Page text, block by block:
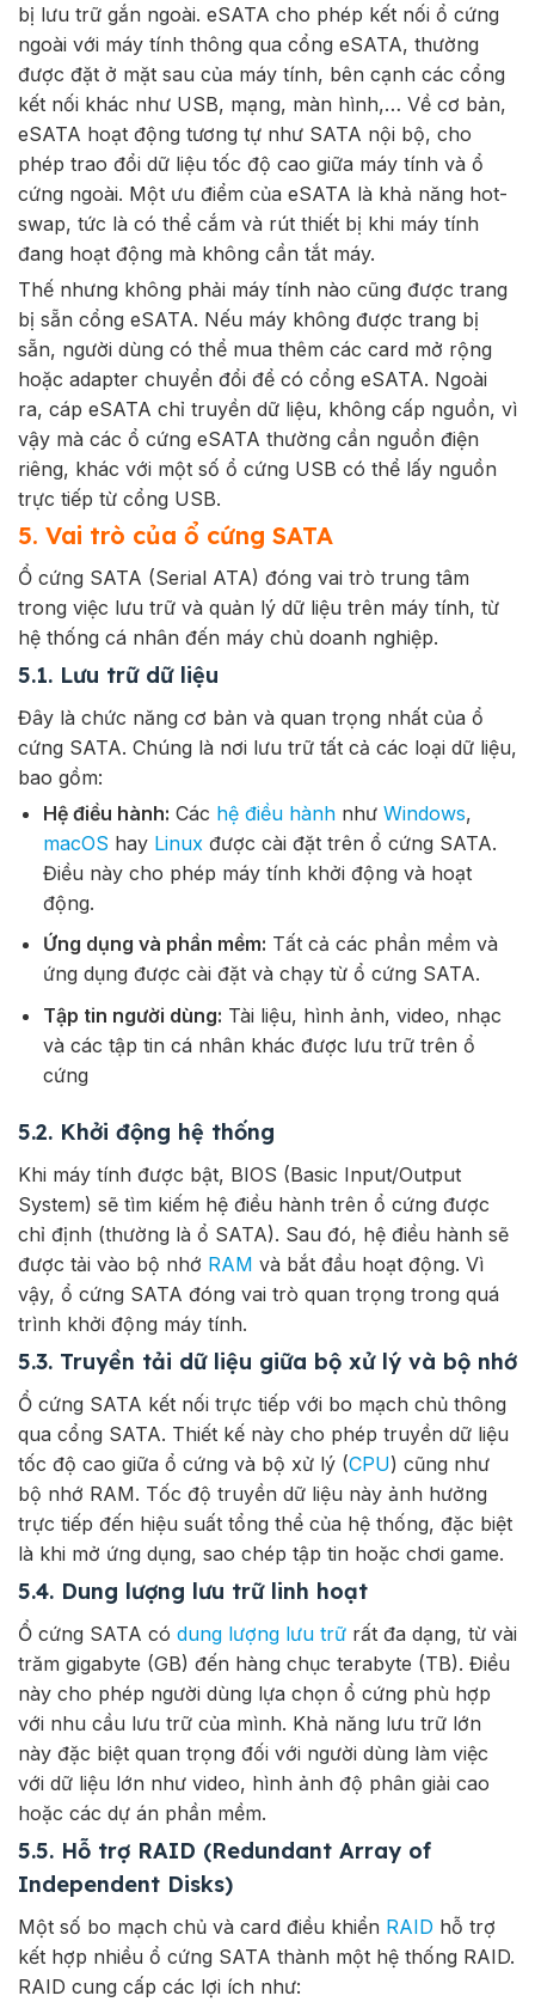
bị lưu trữ gắn ngoài. eSATA cho phép kết nối ổ cứng
ngoài với máy tính thông qua cổng eSATA, thường
được đặt ở mặt sau của máy tính, bên cạnh các cổng
kết nối khác như USB, mạng, màn hình,… Về cơ bản,
eSATA hoạt động tương tự như SATA nội bộ, cho
phép trao đổi dữ liệu tốc độ cao giữa máy tính và ổ
cứng ngoài. Một ưu điểm của eSATA là khả năng hot-
swap, tức là có thể cắm và rút thiết bị khi máy tính
đang hoạt động mà không cần tắt máy.
Thế nhưng không phải máy tính nào cũng được trang
bị sẵn cổng eSATA. Nếu máy không được trang bị
sẵn, người dùng có thể mua thêm các card mở rộng
hoặc adapter chuyển đổi để có cổng eSATA. Ngoài
ra, cáp eSATA chỉ truyền dữ liệu, không cấp nguồn, vì
vậy mà các ổ cứng eSATA thường cần nguồn điện
riêng, khác với một số ổ cứng USB có thể lấy nguồn
trực tiếp từ cổng USB.
5. Vai trò của ổ cứng SATA
Ổ cứng SATA (Serial ATA) đóng vai trò trung tâm
trong việc lưu trữ và quản lý dữ liệu trên máy tính, từ
hệ thống cá nhân đến máy chủ doanh nghiệp.
5.1. Lưu trữ dữ liệu
Đây là chức năng cơ bản và quan trọng nhất của ổ
cứng SATA. Chúng là nơi lưu trữ tất cả các loại dữ liệu,
bao gồm:
Hệ điều hành: Các hệ điều hànhnhư Windows,
macOS hay Linux được cài đặt trên ổ cứng SATA.
Điều này cho phép máy tính khởi động và hoạt
động.
Ứng dụng và phần mềm: Tất cả các phần mềm và
ứng dụng được cài đặt và chạy từ ổ cứng SATA.
Tập tin người dùng: Tài liệu, hình ảnh, video, nhạc
và các tập tin cá nhân khác được lưu trữ trên ổ
cứng
5.2. Khởi động hệ thống
Khi máy tính được bật, BIOS (Basic Input/Output
System) sẽ tìm kiếm hệ điều hành trên ổ cứng được
chỉ định (thường là ổ SATA). Sau đó, hệ điều hành sẽ
được tải vào bộ nhớ RAM và bắt đầu hoạt động. Vì
vậy, ổ cứng SATA đóng vai trò quan trọng trong quá
trình khởi động máy tính.
5.3. Truyền tải dữ liệu giữa bộ xử lý và bộ nhớ
Ổ cứng SATA kết nối trực tiếp với bo mạch chủ thông
qua cổng SATA. Thiết kế này cho phép truyền dữ liệu
tốc độ cao giữa ổ cứng và bộ xử lý (CPU) cũng như
bộ nhớ RAM. Tốc độ truyền dữ liệu này ảnh hưởng
trực tiếp đến hiệu suất tổng thể của hệ thống, đặc biệt
là khi mở ứng dụng, sao chép tập tin hoặc chơi game.
5.4. Dung lượng lưu trữ linh hoạt
Ổ cứng SATA có dung lượng lưu trữ rất đa dạng, từ vài
trăm gigabyte (GB) đến hàng chục terabyte (TB). Điều
này cho phép người dùng lựa chọn ổ cứng phù hợp
với nhu cầu lưu trữ của mình. Khả năng lưu trữ lớn
này đặc biệt quan trọng đối với người dùng làm việc
với dữ liệu lớn như video, hình ảnh độ phân giải cao
hoặc các dự án phần mềm.
5.5. Hỗ trợ RAID (Redundant Array of
Independent Disks)
Một số bo mạch chủ và card điều khiển RAID hỗ trợ
kết hợp nhiều ổ cứng SATA thành một hệ thống RAID.
RAID cung cấp các lợi ích như: